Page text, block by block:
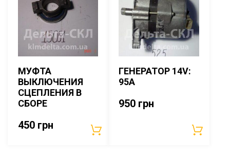
МУФТА
ВЫКЛЮЧЕНИЯ
СЦЕПЛЕНИЯ В
СБОРЕ
450 грн
ГЕНЕРАТОР 14V:
95A
950 грн